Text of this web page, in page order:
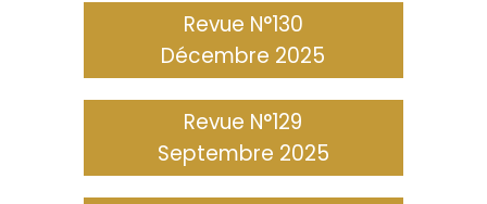
Revue N°130
Décembre 2025
Revue N°129
Septembre 2025